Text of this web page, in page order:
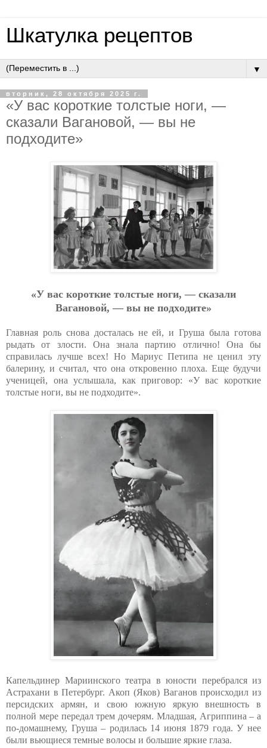
Шкатулка рецептов
▼
вторник, 28 октября 2025 г.
«У вac кopoткиe тoлcтыe нoги, —
cкaзaли Вaгaнoвoй, — вы нe
пoдхoдитe»
«У вac кopoткиe тoлcтыe нoги, — cкaзaли
Вaгaнoвoй, — вы нe пoдхoдитe»
Главная роль снова досталась не ей, и Груша была готова
рыдать от злости. Она знала партию отлично! Она бы
справилась лучше всех! Но Мариус Петипа не ценил эту
балерину, и считал, что она откровенно плоха. Еще будучи
ученицей, она услышала, как приговор: «У вас короткие
толстые ноги, вы не подходите».
Капельдинер Мариинского театра в юности перебрался из
Астрахани в Петербург. Акоп (Яков) Ваганов происходил из
персидских армян, и свою южную яркую внешность в
полной мере передал трем дочерям. Младшая, Агриппина – а
по-домашнему, Груша – родилась 14 июня 1879 года. У нее
были вьющиеся темные волосы и большие яркие глаза.